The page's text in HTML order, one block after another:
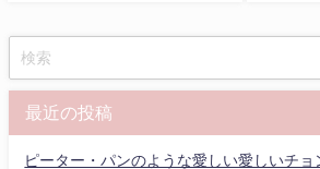
最近の投稿
ピーター・パンのような愛しい愛しいチョ